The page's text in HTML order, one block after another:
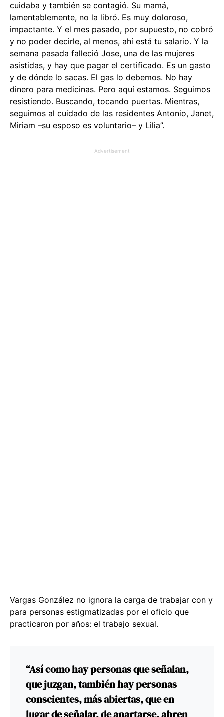
cuidaba y también se contagió. Su mamá,
lamentablemente, no la libró. Es muy doloroso,
impactante. Y el mes pasado, por supuesto, no cobró
y no poder decirle, al menos, ahí está tu salario. Y la
semana pasada falleció Jose, una de las mujeres
asistidas, y hay que pagar el certificado. Es un gasto
y de dónde lo sacas. El gas lo debemos. No hay
dinero para medicinas. Pero aquí estamos. Seguimos
resistiendo. Buscando, tocando puertas. Mientras,
seguimos al cuidado de las residentes Antonio, Janet,
Miriam –su esposo es voluntario– y Lilia”.
Advertisement
Vargas González no ignora la carga de trabajar con y
para personas estigmatizadas por el oficio que
practicaron por años: el trabajo sexual.
“Así como hay personas que señalan,
que juzgan, también hay personas
conscientes, más abiertas, que en
lugar de señalar, de apartarse, abren